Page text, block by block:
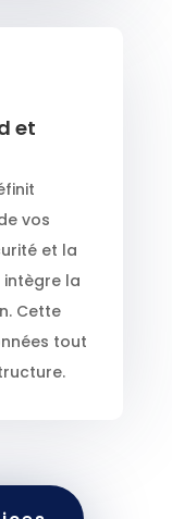
et
vos
et la
intègre la
Cette
tout